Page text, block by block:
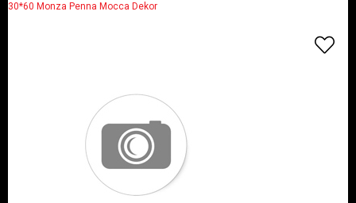
30*60 Monza Penna Mocca Dekor